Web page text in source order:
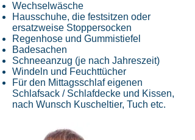
Wechselwäsche
Hausschuhe, die festsitzen oder
ersatzweise Stoppersocken
Regenhose und Gummistiefel
Badesachen
Schneeanzug (je nach Jahreszeit)
Windeln und Feuchttücher
Für den Mittagsschlaf eigenen
Schlafsack / Schlafdecke und Kissen,
nach Wunsch Kuscheltier, Tuch etc.